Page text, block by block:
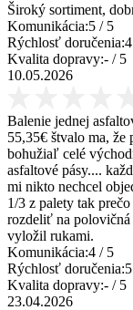
Široký sortiment,
Komunikácia:5 / 5
Rýchlosť doručenia:4
Kvalita dopravy:- / 5
10.05.2026
Balenie jednej
55,35€ štvalo ma, že
bohužiaľ celé
asfaltové pásy....
mi nikto nechcel
1/3 z palety tak
rozdeliť na polovičná
vyložil rukami.
Komunikácia:4 / 5
Rýchlosť doručenia:5
Kvalita dopravy:- / 5
23.04.2026